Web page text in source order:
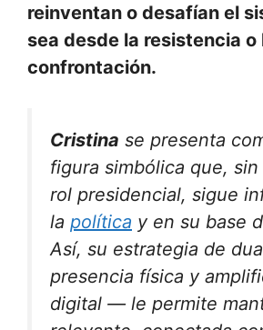
reinventan o desafían el
sea desde la resistencia o
confrontación.
Cristina se presenta
figura simbólica que,
rol presidencial, sigue
la política y en su base
Así, su estrategia de
presencia física y
digital — le permite